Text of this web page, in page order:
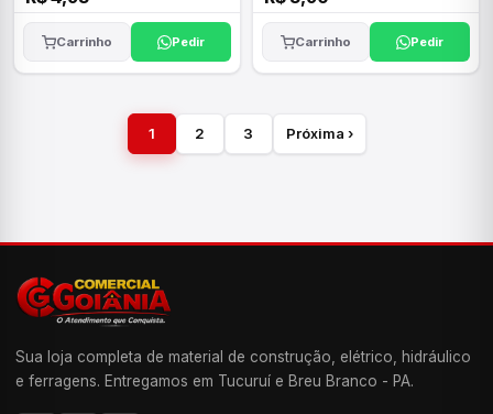
Carrinho Pedir Carrinho Pedir
1 2 3 Próxima ›
Sua loja completa de material de construção, elétrico, hidráulico
e ferragens. Entregamos em Tucuruí e Breu Branco - PA.